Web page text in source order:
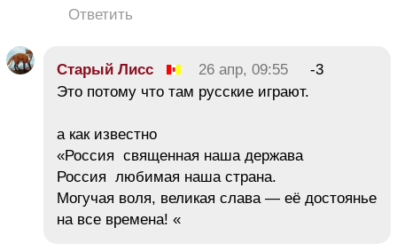
Ответить
Старый Лисс 26 апр, 09:55
-3
Это потому что там русские играют.
а как известно
«Россия священная наша держава
Россия любимая наша страна.
Могучая воля, великая слава — её достоянье
на все времена! «